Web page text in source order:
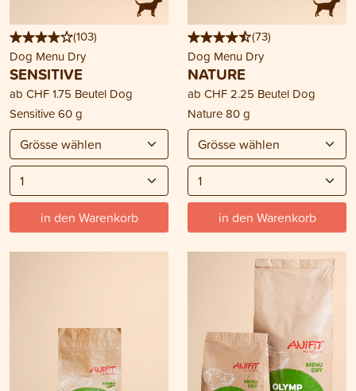
(103)
Dog Menu Dry
SENSITIVE
ab CHF 1.75 Beutel Dog
Sensitive 60 g
in den Warenkorb
(73)
Dog Menu Dry
NATURE
ab CHF 2.25 Beutel Dog
Nature 80 g
in den Warenkorb